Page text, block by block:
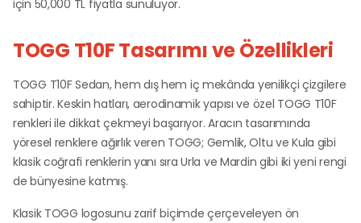
için 50,000 TL fiyatla sunuluyor.
TOGG T10F Tasarımı ve Özellikleri
TOGG T10F Sedan, hem dış hem iç mekânda yenilikçi çizgilere
sahiptir. Keskin hatları, aerodinamik yapısı ve özel TOGG T10F
renkleri ile dikkat çekmeyi başarıyor. Aracın tasarımında
yöresel renklere ağırlık veren TOGG; Gemlik, Oltu ve Kula gibi
klasik coğrafi renklerin yanı sıra Urla ve Mardin gibi iki yeni rengi
de bünyesine katmış.
Klasik TOGG logosunu zarif biçimde çerçeveleyen ön